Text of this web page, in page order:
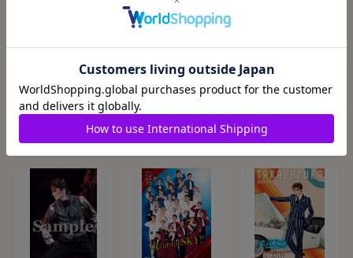
¥1,500
天動説』
『DYNAMIC
NOVA』＜星組＞
2026/1/1発売
¥1,300
レナータ』『Tiara
Azul
2025/9/27発売
¥220